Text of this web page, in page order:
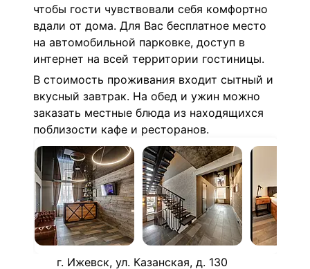
чтобы гости чувствовали себя комфортно
вдали от дома. Для Вас бесплатное место
на автомобильной парковке, доступ в
интернет на всей территории гостиницы.
В стоимость проживания входит сытный и
вкусный завтрак. На обед и ужин можно
заказать местные блюда из находящихся
поблизости кафе и ресторанов.
г. Ижевск, ул. Казанская, д. 130